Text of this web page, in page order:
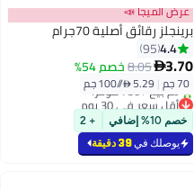
عرض الميجا 📣
برينجلز رقائق أصلية 70جرام
4.4
95
3.70
8.05خصم 54%
70 جم |
أقل سعر في 30 يوم
بتخلّص بسرعة
تم بيع +750 مؤخرًا
أقل سعر في 30 يوم
خصم 10% إضافي + 2
يوصلك في39 دقيقة